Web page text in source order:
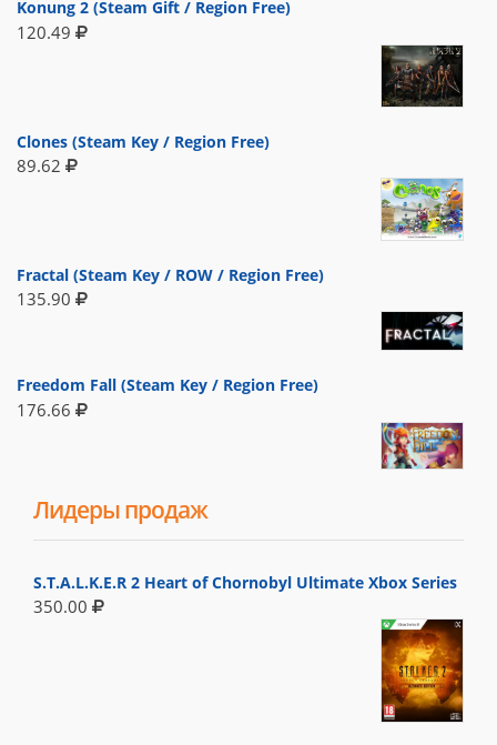
Konung 2 (Steam Gift / Region Free)
120.49
Clones (Steam Key / Region Free)
89.62
Fractal (Steam Key / ROW / Region Free)
135.90
Freedom Fall (Steam Key / Region Free)
176.66
Лидеры продаж
S.T.A.L.K.E.R 2 Heart of Chornobyl Ultimate Xbox Series
350.00